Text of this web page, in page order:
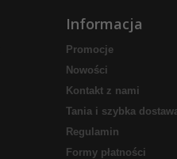
Informacja
Promocje
Nowości
Kontakt z nami
Tania i szybka
Regulamin
Formy płatności